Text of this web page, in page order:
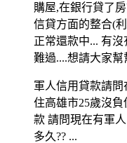
購屋,在銀行貸了
信貸方面的整合(
正常還款中... 有
難過....想請大家
軍人信用貸款請
住高雄市25歲沒
款 請問現在有軍
多久?? ...